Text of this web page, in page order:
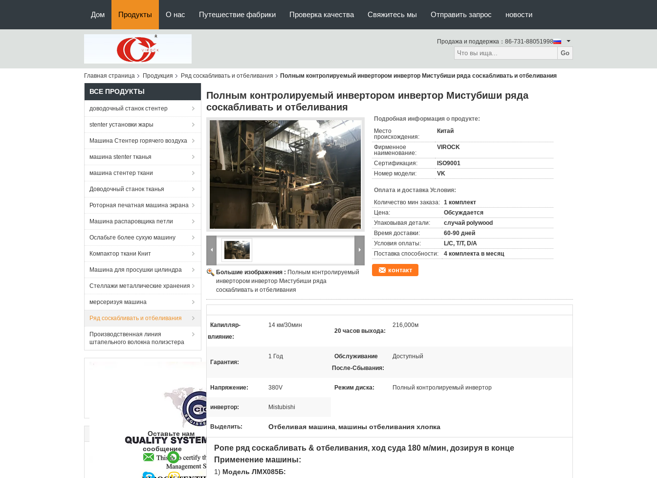
Дом Продукты О нас Путешествие фабрики Проверка качества Свяжитесь мы Отправить запрос новости
Продажа и поддержка： 86-731-88051998
Go
Главная страница Продукция Ряд соскабливать и отбеливания Полным контролируемый инвертором инвертор Мистубиши ряда соскабливать и отбеливания
ВСЕ ПРОДУКТЫ
доводочный станок стентер
stenter установки жары
Машина Стентер горячего воздуха
машина stenter тканья
машина стентер ткани
Доводочный станок тканья
Роторная печатная машина экрана
Машина распаровщика петли
Ослабьте более сухую машину
Компактор ткани Книт
Машина для просушки цилиндра
Стеллажи металлические хранения
мерсеризуя машина
Ряд соскабливать и отбеливания
Производственная линия
штапельного волокна полиэстера
Оставьте нам
сообщение
Полным контролируемый инвертором инвертор Мистубиши ряда
соскабливать и отбеливания
Большие изображения : Полным контролируемый
инвертором инвертор Мистубиши ряда
соскабливать и отбеливания
Подробная информация о продукте:
Место
происхождения:
Китай
Фирменное
наименование:
VIROCK
Сертификация:
ISO9001
Номер модели:
VK
Оплата и доставка Условия:
Количество мин заказа: 1 комплект
Цена:
Обсуждается
Упаковывая детали:
случай polywood
Время доставки:
60-90 дней
Условия оплаты:
L/C, T/T, D/A
Поставка способности:
4 комплекта в месяц
контакт
Капилляр-
влияние:
14 км/30мин
20 часов выхода:
216,000м
Гарантия:
1 Год
Обслуживание
После-Сбывания:
Доступный
Напряжение: 380V Режим диска: Полный контролируемый инвертор
инвертор: Mistubishi
Выделить: Отбеливая машина, машины отбеливания хлопка
Ропе ряд соскабливать & отбеливания, ход суда 180 м/мин, дозируя в конце
Применение машины:
1) Модель ЛМХ085Б: